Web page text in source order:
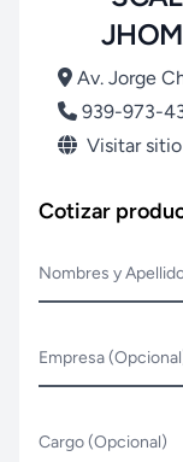
Av. Jorge
939-973-
Visitar
Cotizar
Nombres y
Empresa
Cargo (Opcional)